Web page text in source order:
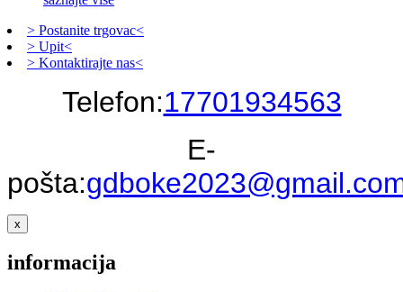
> Postanite trgovac<
> Upit<
> Kontaktirajte nas<
Telefon:17701934563
E-
pošta:
x
informacija